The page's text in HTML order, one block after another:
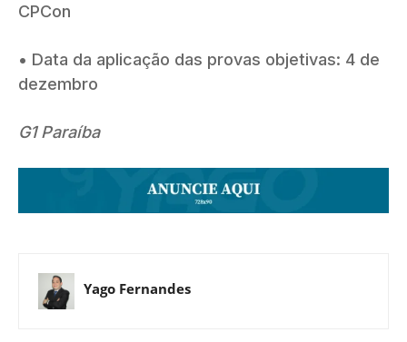
CPCon
• Data da aplicação das provas objetivas: 4 de
dezembro
G1 Paraíba
Yago Fernandes